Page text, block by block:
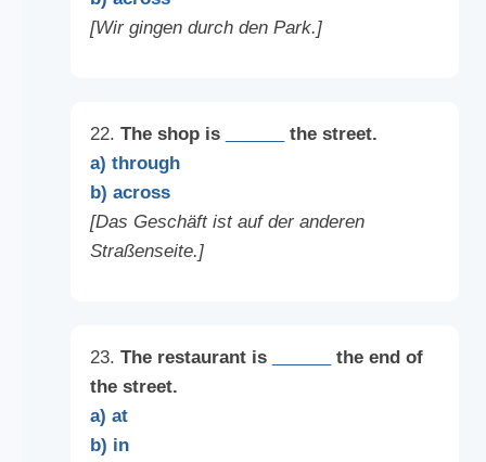
[Wir gingen durch den Park.]
22. The shop is
the street.
a) through
b) across
[Das Geschäft ist auf der anderen
Straßenseite.]
23. The restaurant is
the end of
the street.
a) at
b) in